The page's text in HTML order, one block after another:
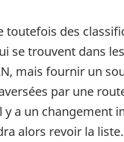
toutefois des
se trouvent dans
mais fournir un
par une
a un changement
alors revoir la liste.